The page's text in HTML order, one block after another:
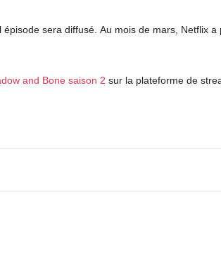
sera diffusé. Au mois de mars, Netflix a
and Bone saison 2 sur la plateforme de